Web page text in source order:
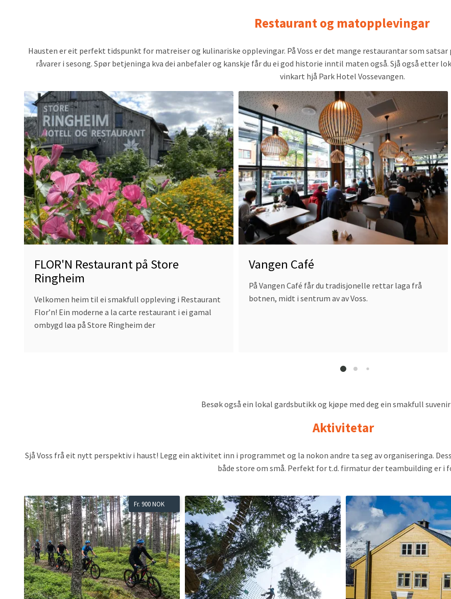
Restaurant og matopplevingar
Hausten er eit perfekt tidspunkt for matreiser og kulinariske opplevingar. På Voss er det mange restaurantar som
råvarer i sesong. Spør betjeninga kva dei anbefaler og kanskje får du ei god historie inntil maten også. Sjå også etter
vinkart hjå Park Hotel Vossevangen.
Read
more
about
FLOR'N
Restaurant
på
Store
Ringheim
FLOR'N Restaurant på Store
Ringheim
Velkomen heim til ei smakfull oppleving i Restaurant
Flor’n! Ein moderne a la carte restaurant i ei gamal
ombygd løa på Store Ringheim der
Read
more
about
Vangen
Café
Vangen Café
På Vangen Café får du tradisjonelle rettar laga frå
botnen, midt i sentrum av av Voss.
Besøk også ein lokal gardsbutikk og kjøpe med deg ein smakfull
Aktivitetar
Sjå Voss frå eit nytt perspektiv i haust! Legg ein aktivitet inn i programmet og la nokon andre ta seg av organiseringa.
både store om små. Perfekt for t.d. firmatur der teambuilding er i
Read
more
about
MTB
guida
tur,
The
Great
Fr. 900 NOK
Read
more
about
Klatrepark
Stor
Løype
og
Ziplinepark,
Read
more
about
Ølsmaking
på
Voss,
Voss
Fellesbryggeri